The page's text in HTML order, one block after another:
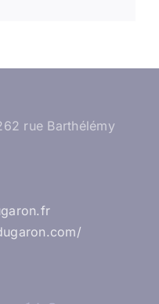
rue Barthélémy